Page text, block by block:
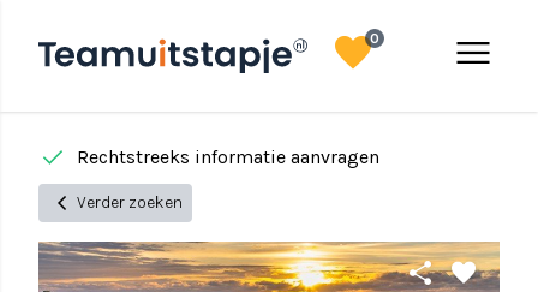
menu
favorite0
done Rechtstreeks informatie aanvragen
chevron_left Verder zoeken
share favorite